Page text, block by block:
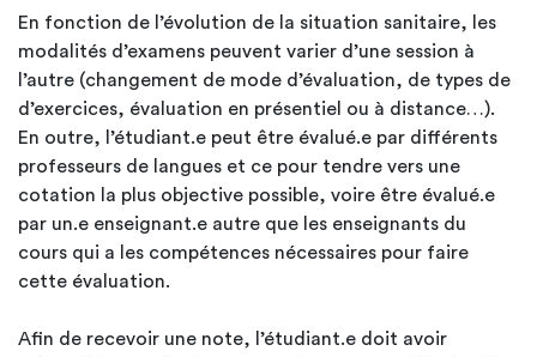
En fonction de l’évolution de la situation sanitaire, les
modalités d’examens peuvent varier d’une session à
l’autre (changement de mode d’évaluation, de types de
d’exercices, évaluation en présentiel ou à distance…).
En outre, l’étudiant.e peut être évalué.e par différents
professeurs de langues et ce pour tendre vers une
cotation la plus objective possible, voire être évalué.e
par un.e enseignant.e autre que les enseignants du
cours qui a les compétences nécessaires pour faire
cette évaluation.
Afin de recevoir une note, l’étudiant.e doit avoir